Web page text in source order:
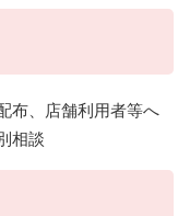
布、店舗利用者等へ
相談